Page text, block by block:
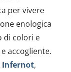
per vivere
enologica
di colori e
accogliente.
Infernot,